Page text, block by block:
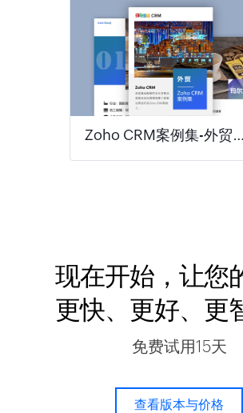
Zoho CRM案例集-外贸行业
现在开始，让您
更快、更好、更
免费试用15天
查看版本与价格